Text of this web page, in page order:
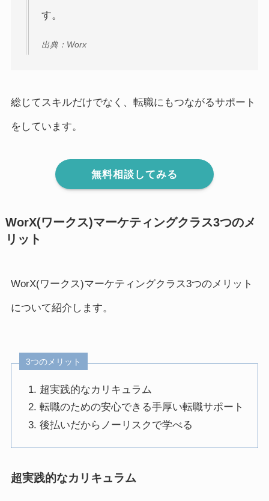
す。
出典：Worx
総じてスキルだけでなく、転職にもつながるサポート
をしています。
無料相談してみる
WorX(ワークス)マーケティングクラス3つのメ
リット
WorX(ワークス)マーケティングクラス3つのメリット
について紹介します。
3つのメリット
超実践的なカリキュラム
転職のための安心できる手厚い転職サポート
後払いだからノーリスクで学べる
超実践的なカリキュラム